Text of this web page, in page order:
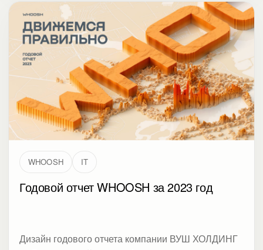
WHOOSH IT
Годовой отчет WHOOSH за 2023 год
Дизайн годового отчета компании ВУШ ХОЛДИНГ